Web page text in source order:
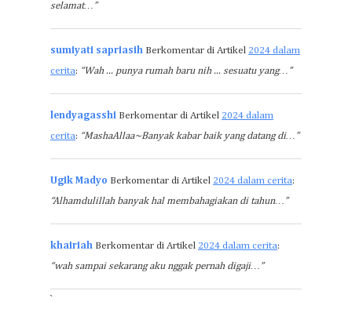
selamat…”
sumiyati sapriasih Berkomentar di Artikel 2024 dalam
cerita: “Wah ... punya rumah baru nih ... sesuatu yang…”
lendyagasshi Berkomentar di Artikel 2024 dalam
cerita: “MashaAllaa~Banyak kabar baik yang datang di…”
Ugik Madyo Berkomentar di Artikel 2024 dalam cerita:
“Alhamdulillah banyak hal membahagiakan di tahun…”
khairiah Berkomentar di Artikel 2024 dalam cerita:
“wah sampai sekarang aku nggak pernah digaji…”
`